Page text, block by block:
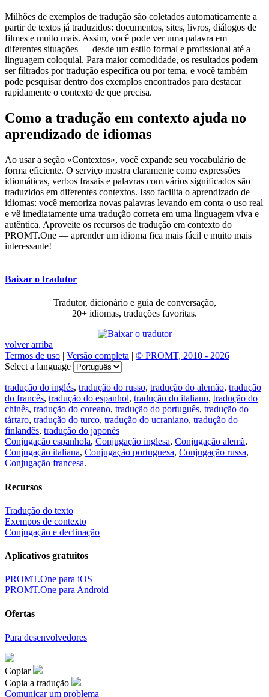
Milhões de exemplos de tradução são coletados automaticamente a
partir de textos já traduzidos: documentos, sites, livros, diálogos de
filmes e muito mais. Assim, você pode ver uma palavra em
diferentes situações — desde um estilo formal e profissional até a
linguagem coloquial. Para maior comodidade, os resultados podem
ser filtrados por tradução específica ou por tema, e você também
pode pesquisar dentro dos exemplos encontrados para destacar
rapidamente o contexto de que precisa.
Como a tradução em contexto ajuda no
aprendizado de idiomas
Ao usar a seção «Contextos», você expande seu vocabulário de
forma eficiente. O serviço mostra claramente como expressões
idiomáticas, verbos frasais e palavras com vários significados são
traduzidos em diferentes contextos. Isso facilita o aprendizado de
idiomas: você memoriza novas palavras levando em conta o uso real
e vê imediatamente uma tradução correta em uma linguagem viva e
autêntica. Aproveite os recursos de tradução em contexto do
PROMT.One — aprender um idioma fica mais fácil e muito mais
interessante!
Baixar o tradutor
Tradutor, dicionário e guia de conversação,
20+ idiomas, traduções favoritas.
volver arriba
Termos de uso | Versão completa | © PROMT, 2010 - 2026
Select a language
tradução do inglés, tradução do russo, tradução do alemão, tradução
do francês, tradução do espanhol, tradução do italiano, tradução do
chinês, tradução do coreano, tradução do português, tradução do
tártaro, tradução do turco, tradução do ucraniano, tradução do
finlandês, tradução do japonês
Conjugação espanhola, Conjugação inglesa, Conjugação alemã,
Conjugação italiana, Conjugação portuguesa, Conjugação russa,
Conjugação francesa.
Recursos
Tradução do texto
Exempos de contexto
Conjugação e declinação
Aplicativos gratuitos
PROMT.One para iOS
PROMT.One para Android
Ofertas
Para desenvolvedores
Copiar
Copia a tradução
Comunicar um problema